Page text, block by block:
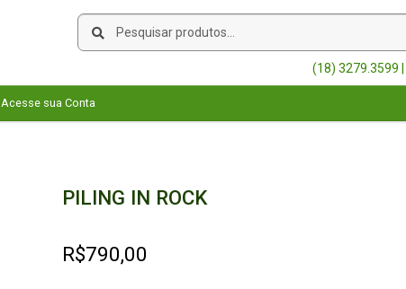
Pesquisar
Pesquisar
(18) 3279.3599 |
Acesse sua Conta
PILING IN ROCK
R$790,00